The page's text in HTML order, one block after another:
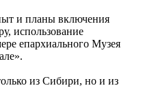
и планы включения
использование
епархиального Музея
из Сибири, но и из